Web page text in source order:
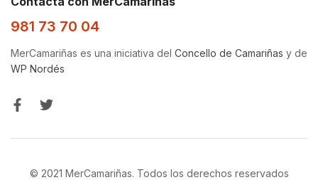
981 73 70 04
MerCamariñas es una iniciativa del Concello de Camariñas y de
WP Nordés
© 2021 MerCamariñas. Todos los derechos reservados